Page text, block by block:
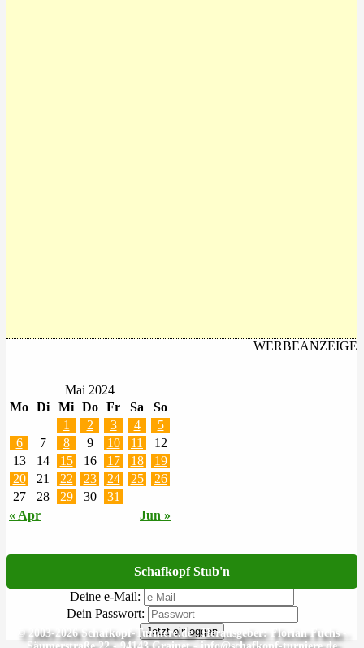
WERBEANZEIGE
Mai 2024
Mo Di Mi Do Fr Sa So
« Apr Jun »
1 2 3 4
5
6
7 8 9 10 11
12
13
14 15 16 17 18
19
20
21 22 23 24 25
26
27
28 29 30 31
Schafkopf Stub'n
Deine e-Mail:
Dein Passwort:
Jetzt einloggen
© 2003-2026 Schafkopf-Turniere.de | Herausgeber: Florian Fuchs -